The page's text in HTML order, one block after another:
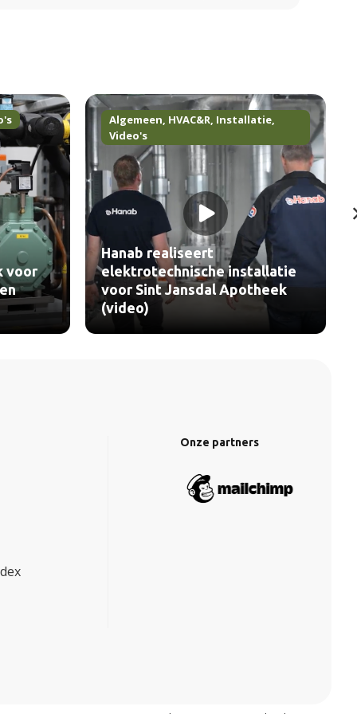
voor
Algemeen, HVAC&R, Installatie,
Video's
Hanab realiseert
elektrotechnische installatie
voor Sint Jansdal Apotheek
(video)
Onze partners